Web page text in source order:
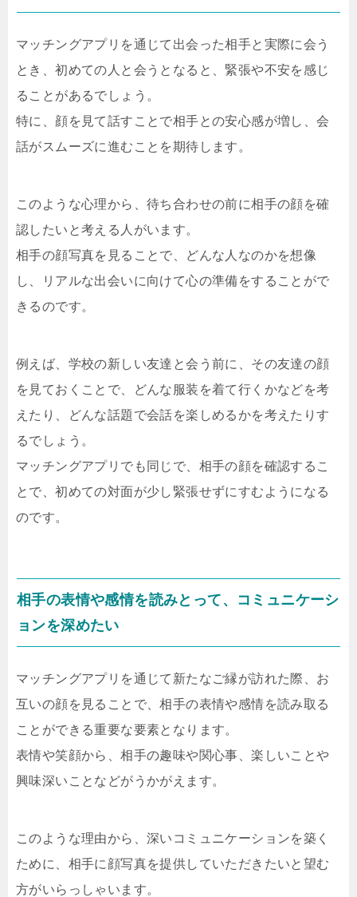
マッチングアプリを通じて出会った相手と実際に会う
とき、初めての人と会うとなると、緊張や不安を感じ
ることがあるでしょう。
特に、顔を見て話すことで相手との安心感が増し、会
話がスムーズに進むことを期待します。
このような心理から、待ち合わせの前に相手の顔を確
認したいと考える人がいます。
相手の顔写真を見ることで、どんな人なのかを想像
し、リアルな出会いに向けて心の準備をすることがで
きるのです。
例えば、学校の新しい友達と会う前に、その友達の顔
を見ておくことで、どんな服装を着て行くかなどを考
えたり、どんな話題で会話を楽しめるかを考えたりす
るでしょう。
マッチングアプリでも同じで、相手の顔を確認するこ
とで、初めての対面が少し緊張せずにすむようになる
のです。
相手の表情や感情を読みとって、コミュニケーシ
ョンを深めたい
マッチングアプリを通じて新たなご縁が訪れた際、お
互いの顔を見ることで、相手の表情や感情を読み取る
ことができる重要な要素となります。
表情や笑顔から、相手の趣味や関心事、楽しいことや
興味深いことなどがうかがえます。
このような理由から、深いコミュニケーションを築く
ために、相手に顔写真を提供していただきたいと望む
方がいらっしゃいます。